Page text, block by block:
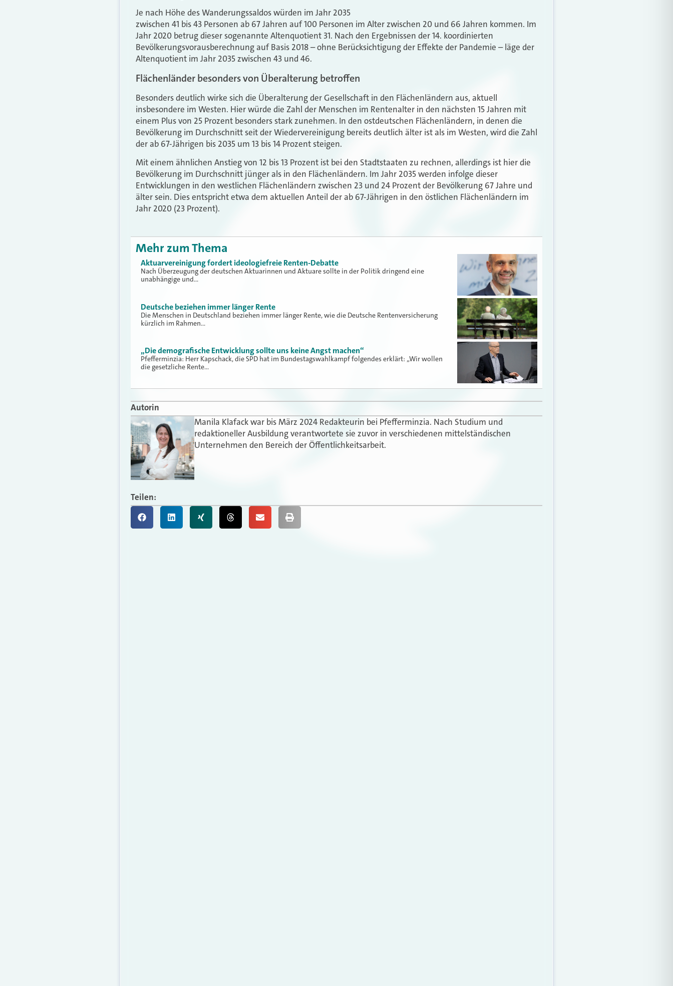
Je nach Höhe des Wanderungssaldos würden im Jahr 2035
zwischen 41 bis 43 Personen ab 67 Jahren auf 100 Personen im Alter zwischen 20 und 66 Jahren kommen. Im
Jahr 2020 betrug dieser sogenannte Altenquotient 31. Nach den Ergebnissen der 14. koordinierten
Bevölkerungsvorausberechnung auf Basis 2018 – ohne Berücksichtigung der Effekte der Pandemie – läge der
Altenquotient im Jahr 2035 zwischen 43 und 46.
Flächenländer besonders von Überalterung betroffen
Besonders deutlich wirke sich die Überalterung der Gesellschaft in den Flächenländern aus, aktuell
insbesondere im Westen. Hier würde die Zahl der Menschen im Rentenalter in den nächsten 15 Jahren mit
einem Plus von 25 Prozent besonders stark zunehmen. In den ostdeutschen Flächenländern, in denen die
Bevölkerung im Durchschnitt seit der Wiedervereinigung bereits deutlich älter ist als im Westen, wird die Zahl
der ab 67-Jährigen bis 2035 um 13 bis 14 Prozent steigen.
Mit einem ähnlichen Anstieg von 12 bis 13 Prozent ist bei den Stadtstaaten zu rechnen, allerdings ist hier die
Bevölkerung im Durchschnitt jünger als in den Flächenländern. Im Jahr 2035 werden infolge dieser
Entwicklungen in den westlichen Flächenländern zwischen 23 und 24 Prozent der Bevölkerung 67 Jahre und
älter sein. Dies entspricht etwa dem aktuellen Anteil der ab 67-Jährigen in den östlichen Flächenländern im
Jahr 2020 (23 Prozent).
Mehr zum Thema
Aktuarvereinigung fordert ideologiefreie Renten-Debatte
Nach Überzeugung der deutschen Aktuarinnen und Aktuare sollte in der Politik dringend eine
unabhängige und…
Deutsche beziehen immer länger Rente
Die Menschen in Deutschland beziehen immer länger Rente, wie die Deutsche Rentenversicherung
kürzlich im Rahmen…
„Die demografische Entwicklung sollte uns keine Angst machen“
Pfefferminzia: Herr Kapschack, die SPD hat im Bundestagswahlkampf folgendes erklärt: „Wir wollen
die gesetzliche Rente…
Autorin
Manila Klafack war bis März 2024 Redakteurin bei Pfefferminzia. Nach Studium und
redaktioneller Ausbildung verantwortete sie zuvor in verschiedenen mittelständischen
Unternehmen den Bereich der Öffentlichkeitsarbeit.
Teilen: